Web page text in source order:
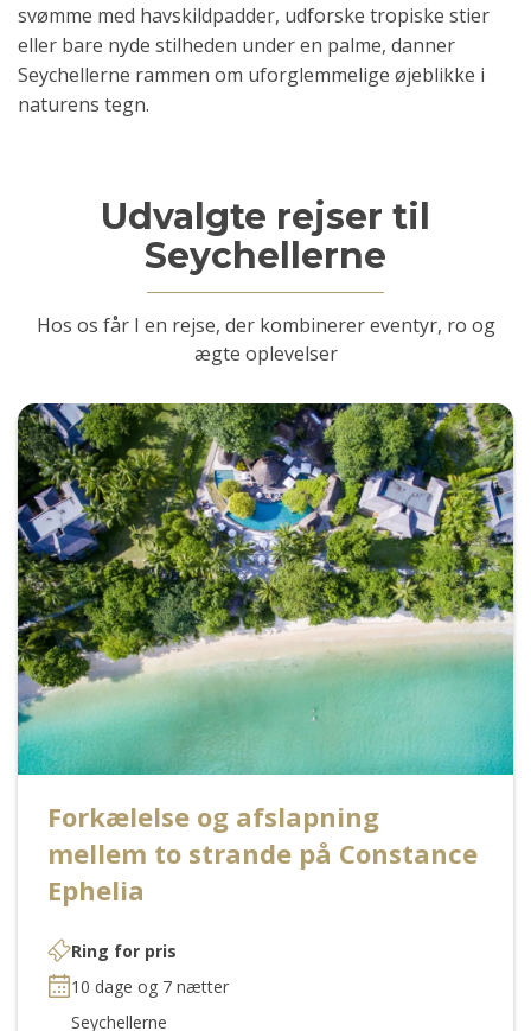
svømme med havskildpadder, udforske tropiske stier
eller bare nyde stilheden under en palme, danner
Seychellerne rammen om uforglemmelige øjeblikke i
naturens tegn.
Udvalgte rejser til
Seychellerne
Hos os får I en rejse, der kombinerer eventyr, ro og
ægte oplevelser
Forkælelse og afslapning
mellem to strande på Constance
Ephelia
Ring for pris
10 dage og 7 nætter
Seychellerne